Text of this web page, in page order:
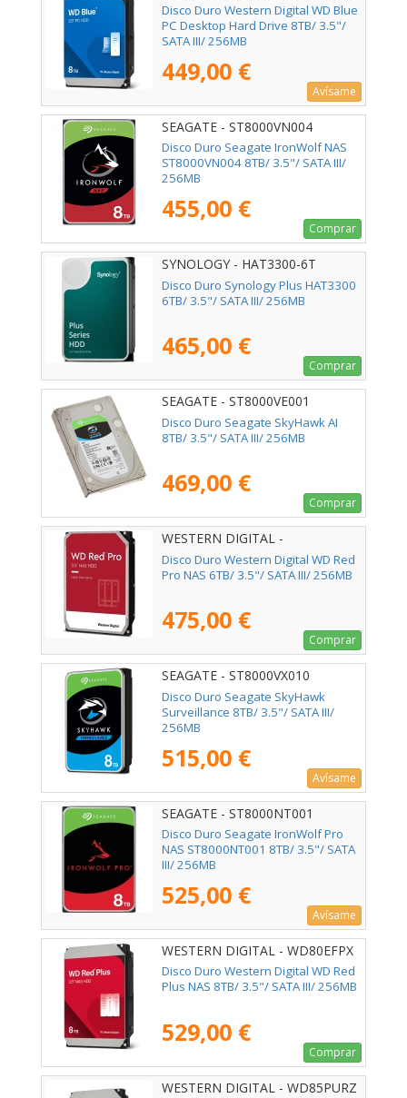
Disco Duro Western Digital WD Blue
PC Desktop Hard Drive 8TB/ 3.5"/
SATA III/ 256MB
449,00 €
Avísame
SEAGATE - ST8000VN004
Disco Duro Seagate IronWolf NAS
ST8000VN004 8TB/ 3.5"/ SATA III/
256MB
455,00 €
Comprar
SYNOLOGY - HAT3300-6T
Disco Duro Synology Plus HAT3300
6TB/ 3.5"/ SATA III/ 256MB
465,00 €
Comprar
SEAGATE - ST8000VE001
Disco Duro Seagate SkyHawk AI
8TB/ 3.5"/ SATA III/ 256MB
469,00 €
Comprar
WESTERN DIGITAL -
WD6005FFBX
Disco Duro Western Digital WD Red
Pro NAS 6TB/ 3.5"/ SATA III/ 256MB
475,00 €
Comprar
SEAGATE - ST8000VX010
Disco Duro Seagate SkyHawk
Surveillance 8TB/ 3.5"/ SATA III/
256MB
515,00 €
Avísame
SEAGATE - ST8000NT001
Disco Duro Seagate IronWolf Pro
NAS ST8000NT001 8TB/ 3.5"/ SATA
III/ 256MB
525,00 €
Avísame
WESTERN DIGITAL - WD80EFPX
Disco Duro Western Digital WD Red
Plus NAS 8TB/ 3.5"/ SATA III/ 256MB
529,00 €
Comprar
WESTERN DIGITAL - WD85PURZ